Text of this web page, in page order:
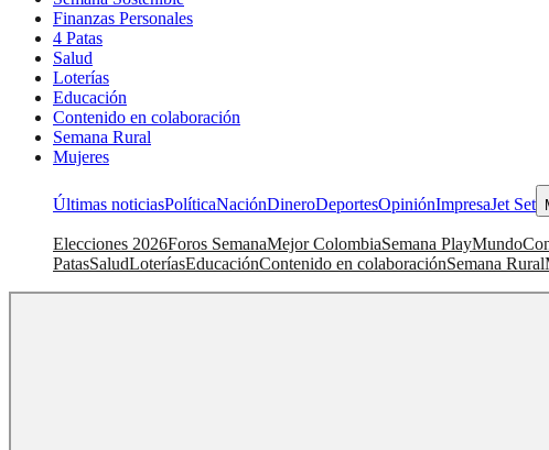
Finanzas Personales
4 Patas
Salud
Loterías
Educación
Contenido en colaboración
Semana Rural
Mujeres
Últimas noticiasPolíticaNaciónDineroDeportesOpiniónImpresaJet Set
Elecciones 2026Foros SemanaMejor ColombiaSemana PlayMundo
PatasSaludLoteríasEducaciónContenido en colaboraciónSemana Rural